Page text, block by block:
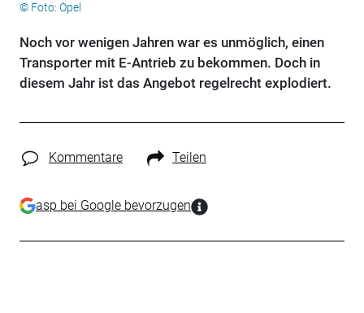
© Foto: Opel
Noch vor wenigen Jahren war es unmöglich, einen
Transporter mit E-Antrieb zu bekommen. Doch in
diesem Jahr ist das Angebot regelrecht explodiert.
Kommentare Teilen
asp bei Google bevorzugen